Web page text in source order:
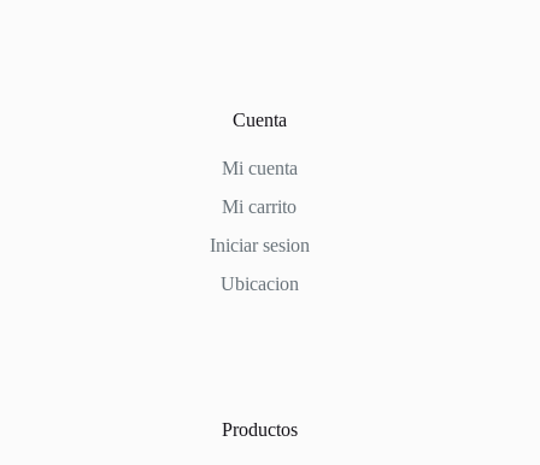
Cuenta
Mi cuenta
Mi carrito
Iniciar sesion
Ubicacion
Productos